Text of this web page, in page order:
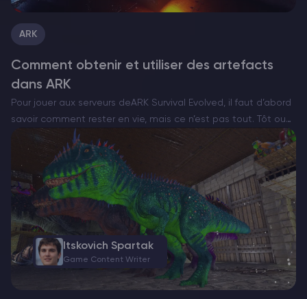
ARK
Comment obtenir et utiliser des artefacts
dans ARK
Pour jouer aux serveurs deARK Survival Evolved, il faut d’abord
savoir comment rester en vie, mais ce n’est pas tout. Tôt ou
tard, vous rencontrerez les adversaires les plus coriaces du
jeu : les boss….
Itskovich Spartak
Game Content Writer